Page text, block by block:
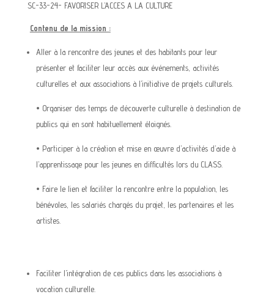
SC-33-24- FAVORISER L’ACCES A LA CULTURE
Contenu de la mission :
Aller à la rencontre des jeunes et des habitants pour leur
présenter et faciliter leur accès aux événements, activités
culturelles et aux associations à l’initiative de projets culturels.
• Organiser des temps de découverte culturelle à destination de
publics qui en sont habituellement éloignés.
• Participer à la création et mise en œuvre d’activités d’aide à
l’apprentissage pour les jeunes en difficultés lors du CLASS.
• Faire le lien et faciliter la rencontre entre la population, les
bénévoles, les salariés chargés du projet, les partenaires et les
artistes.
Faciliter l’intégration de ces publics dans les associations à
vocation culturelle.